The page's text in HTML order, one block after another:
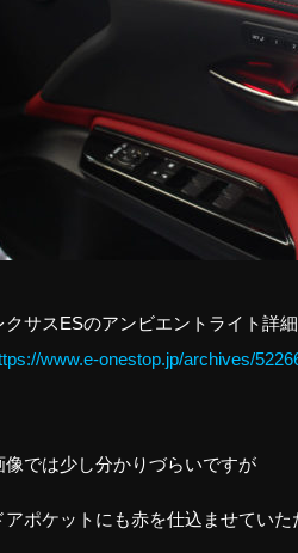
クサスESのアンビエントライト詳
www.e-onestop.jp/archives/
像では少し分かりづらいですが
アポケットにも赤を仕込ませていた